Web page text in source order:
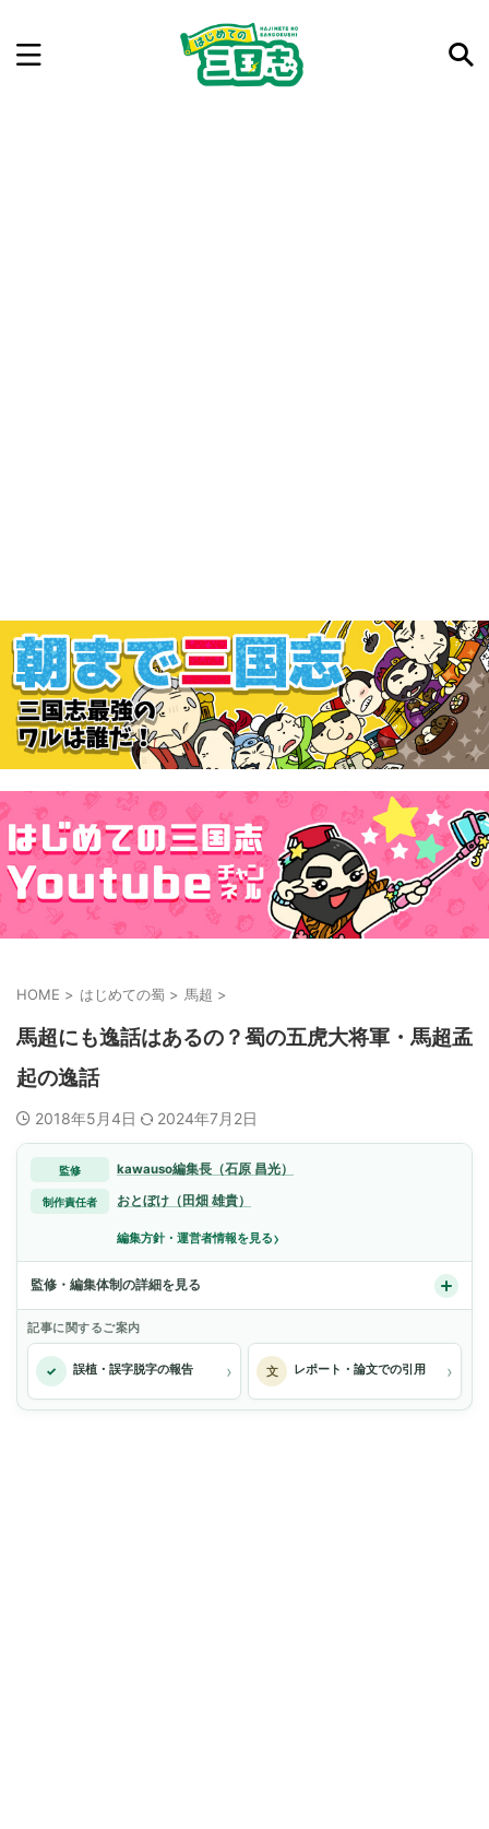
HOME > はじめての蜀 > 馬超 >
馬超にも逸話はあるの？蜀の五虎大将軍・馬超孟
起の逸話
2018年5月4日 2024年7月2日
監修 kawauso編集長（石原 昌光）
制作責任者 おとぼけ（田畑 雄貴）
編集方針・運営者情報を見る›
監修・編集体制の詳細を見る
記事に関するご案内
✓ 誤植・誤字脱字の報告 › 文 レポート・論文での引用 ›